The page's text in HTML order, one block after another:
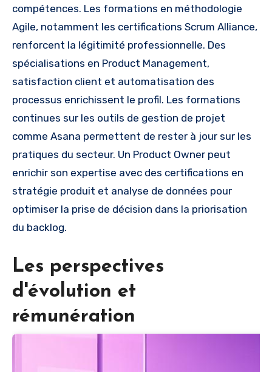
compétences. Les formations en méthodologie
Agile, notamment les certifications Scrum Alliance,
renforcent la légitimité professionnelle. Des
spécialisations en Product Management,
satisfaction client et automatisation des
processus enrichissent le profil. Les formations
continues sur les outils de gestion de projet
comme Asana permettent de rester à jour sur les
pratiques du secteur. Un Product Owner peut
enrichir son expertise avec des certifications en
stratégie produit et analyse de données pour
optimiser la prise de décision dans la priorisation
du backlog.
Les perspectives
d'évolution et
rémunération